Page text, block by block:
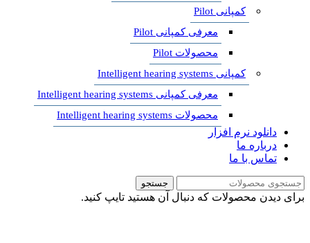
کمپانی Pilot
معرفی کمپانی Pilot
محصولات Pilot
کمپانی Intelligent hearing systems
معرفی کمپانی Intelligent hearing systems
محصولات Intelligent hearing systems
دانلود نرم افزار
درباره ما
تماس با ما
جستجو
برای دیدن محصولات که دنبال آن هستید تایپ کنید.